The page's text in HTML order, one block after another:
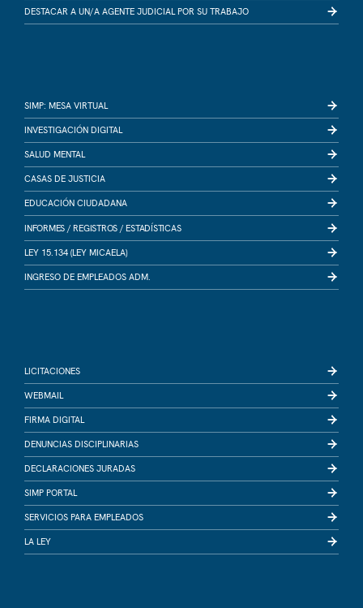
DESTACAR A UN/A AGENTE JUDICIAL POR SU TRABAJO
SIMP: MESA VIRTUAL
INVESTIGACIÓN DIGITAL
SALUD MENTAL
CASAS DE JUSTICIA
EDUCACIÓN CIUDADANA
INFORMES / REGISTROS / ESTADÍSTICAS
LEY 15.134 (LEY MICAELA)
INGRESO DE EMPLEADOS ADM.
LICITACIONES
WEBMAIL
FIRMA DIGITAL
DENUNCIAS DISCIPLINARIAS
DECLARACIONES JURADAS
SIMP PORTAL
SERVICIOS PARA EMPLEADOS
LA LEY